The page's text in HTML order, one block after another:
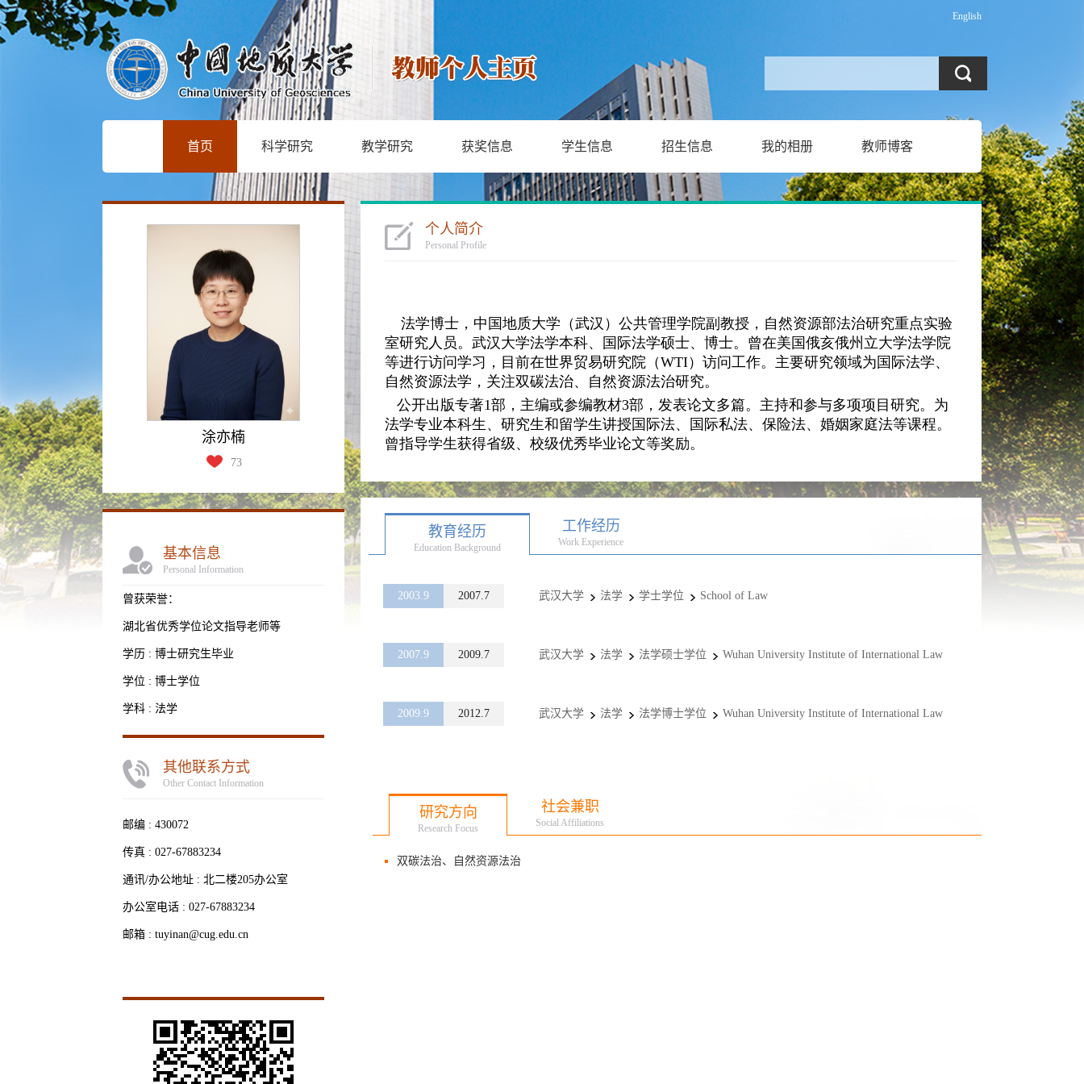
English
首页 科学研究 教学研究 获奖信息 学生信息 招生信息 我的相册 教师博客
涂亦楠
73
基本信息
Personal Information
曾获荣誉：
湖北省优秀学位论文指导老师等
学历 : 博士研究生毕业
学位 : 博士学位
学科 : 法学
其他联系方式
Other Contact Information
邮编 : 430072
传真 : 027-67883234
通讯/办公地址 : 北二楼205办公室
办公室电话 : 027-67883234
邮箱 : tuyinan@cug.edu.cn
个人简介
Personal Profile
教育经历
Education Background
工作经历
Work Experience
2003.9 2007.7 武汉大学 法学 学士学位 School of Law
2007.9 2009.7 武汉大学 法学 法学硕士学位 Wuhan University Institute of International Law
2009.9 2012.7 武汉大学 法学 法学博士学位 Wuhan University Institute of International Law
研究方向
Research Focus
社会兼职
Social Affiliations
双碳法治、自然资源法治